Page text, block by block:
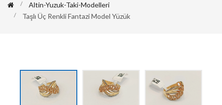
Altin-Yuzuk-Taki-Modelleri
Taşlı Üç Renkli Fantazi Model Yüzük